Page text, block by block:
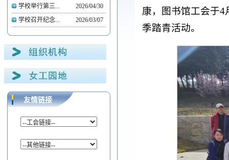
学校举行第三...
2026/04/30
学校召开纪念...
2026/03/07
友情链接
康，图书馆工会于4
季踏青活动。